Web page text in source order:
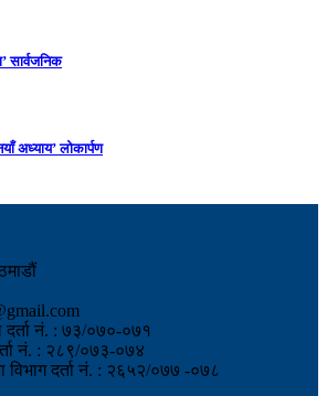
सार्वजनिक
अध्याय’ लोकार्पण
नं. : ७३/०७०-०७१
नं. : २८९/०७३-०७४
विभाग दर्ता नं. : २६५२/०७७ -०७८